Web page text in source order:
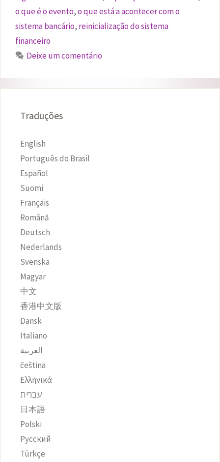
o que é o evento,o que está a acontecer com o
sistema bancário, reinicialização do sistema
financeiro
Deixe um comentário
Traduções
English
Português do Brasil
Español
Suomi
Français
Română
Deutsch
Nederlands
Svenska
Magyar
中文
香港中文版
Dansk
Italiano
العربية
čeština‎
Ελληνικά
עִבְרִית
日本語
Polski
Русский
Türkçe